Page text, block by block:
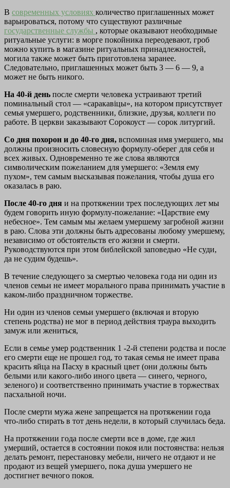
В современных условиях количество приглашенных может
варьироваться, потому что существуют различные
государственные службы , которые оказывают необходимые
ритуальные услуги: в морге покойника переодевают, гроб
можно купить в магазине ритуальных принадлежностей,
могила также может быть приготовлена заранее.
Следовательно, приглашенных может быть 3 — 6 — 9, а
может не быть никого.
На 40-й день после смерти человека устраивают третий
поминальный стол — «саракавiцы», на котором присутствует
семья умершего, родственники, близкие, друзья, коллеги по
работе. В церкви заказывают Сорокоуст — сорок литургий.
Со дня похорон и до 40-го дня, вспоминая имя умершего, мы
должны произносить словесную формулу-оберег для себя и
всех живых. Одновременно те же слова являются
символическим пожеланием для умершего: «Земля ему
пухом», тем самым высказывая пожелания, чтобы душа его
оказалась в раю.
После 40-го дня и на протяжении трех последующих лет мы
будем говорить иную формулу-пожелание: «Царствие ему
небесное». Тем самым мы желаем умершему загробной жизни
в раю. Слова эти должны быть адресованы любому умершему,
независимо от обстоятельств его жизни и смерти.
Руководствуются при этом библейской заповедью «Не суди,
да не судим будешь».
В течение следующего за смертью человека года ни один из
членов семьи не имеет морального права принимать участие в
каком-либо праздничном торжестве.
Ни один из членов семьи умершего (включая и вторую
степень родства) не мог в период действия траура выходить
замуж или жениться,
Если в семье умер родственник 1 -2-й степени родства и после
его смерти еще не прошел год, то такая семья не имеет права
красить яйца на Пасху в красный цвет (они должны быть
белыми или какого-либо иного цвета — синего, черного,
зеленого) и соответственно принимать участие в торжествах
пасхальной ночи.
После смерти мужа жене запрещается на протяжении года
что-либо стирать в тот день недели, в который случилась беда.
На протяжении года после смерти все в доме, где жил
умерший, остается в состоянии покоя или постоянства: нельзя
делать ремонт, перестановку мебели, ничего не отдают и не
продают из вещей умершего, пока душа умершего не
достигнет вечного покоя.